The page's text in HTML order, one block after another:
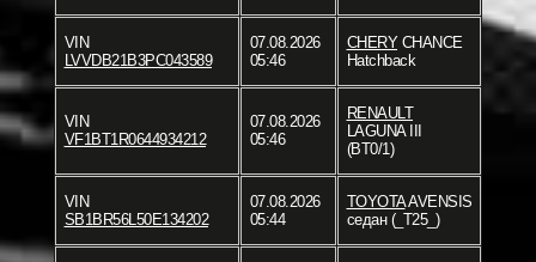
VIN
LVVDB21B3PC043589
07.08.2026
05:46
CHERYCHANCE
Hatchback
VIN
VF1BT1R0644934212
07.08.2026
05:46
RENAULT
LAGUNA III
(BT0/1)
VIN
SB1BR56L50E134202
07.08.2026
05:44
TOYOTAAVENSIS
седан (_T25_)